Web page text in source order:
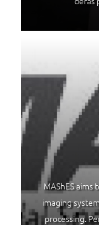
MAShES
imaging
processing.